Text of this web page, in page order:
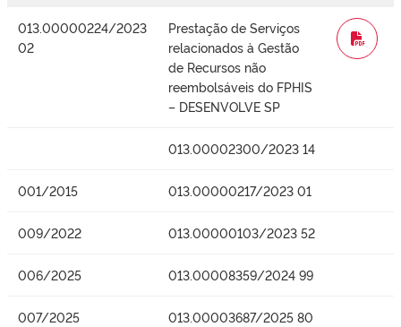
013.00000224/2023
02
Prestação de Serviços
relacionados à Gestão
de Recursos não
reembolsáveis do FPHIS
– DESENVOLVE SP
WORD
013.00002300/2023 14
001/2015 013.00000217/2023 01
009/2022 013.00000103/2023 52
006/2025 013.00008359/2024 99
007/2025 013.00003687/2025 80